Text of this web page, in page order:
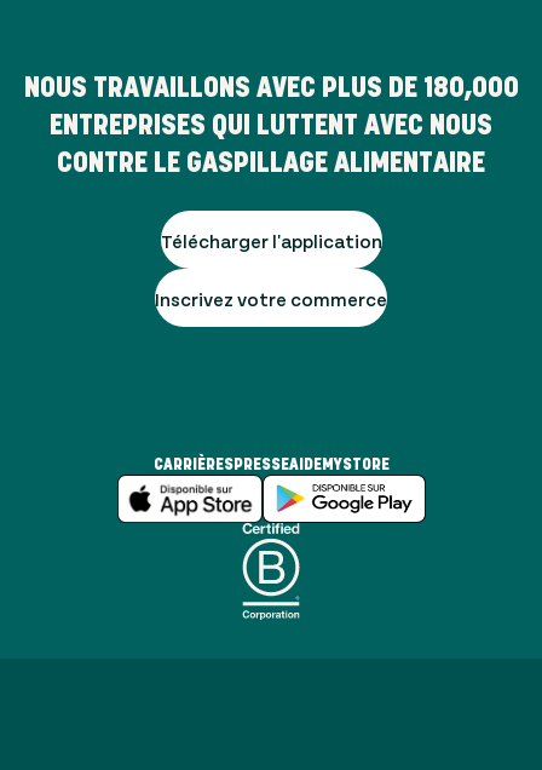
NOUS TRAVAILLONS AVEC PLUS DE 180,000
ENTREPRISES QUI LUTTENT AVEC NOUS
CONTRE LE GASPILLAGE ALIMENTAIRE
Télécharger l'application
Inscrivez votre commerce
CARRIÈRESPRESSEAIDEMYSTORE